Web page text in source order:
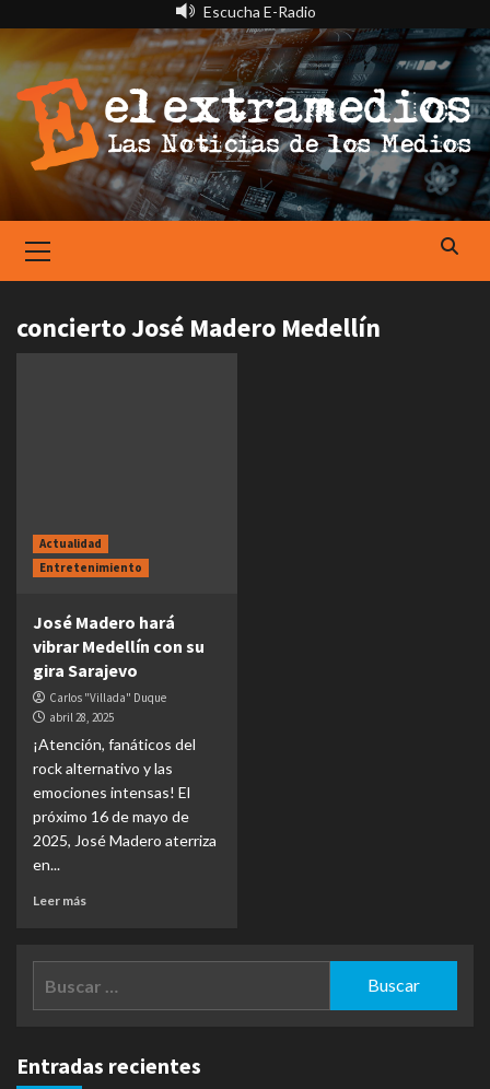
contenido
Escucha E-Radio
Menu
concierto José Madero Medellín
Actualidad
Entretenimiento
José Madero hará
vibrar Medellín con su
gira Sarajevo
Carlos "Villada" Duque
abril 28, 2025
¡Atención, fanáticos del
rock alternativo y las
emociones intensas! El
próximo 16 de mayo de
2025, José Madero aterriza
en...
Leer más
Entradas recientes